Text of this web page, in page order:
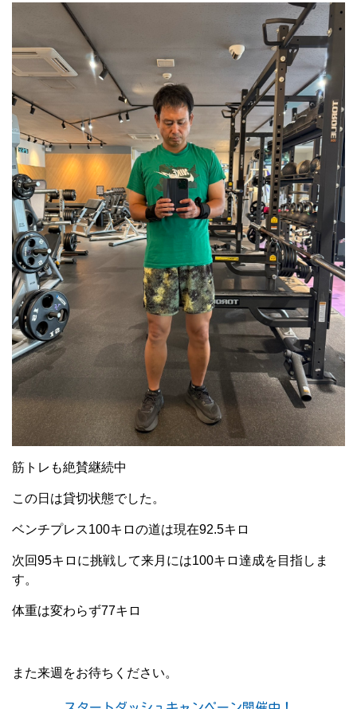
筋トレも絶賛継続中
この日は貸切状態でした。
ベンチプレス100キロの道は現在92.5キロ
次回95キロに挑戦して来月には100キロ達成を目指しま
す。
体重は変わらず77キロ
また来週をお待ちください。